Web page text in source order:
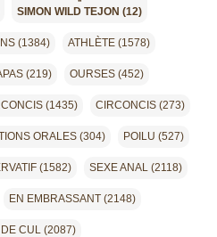
SIMON WILD TEJON (12)
(1384) ATHLÈTE (1578)
(219) OURSES (452)
(1435) CIRCONCIS (273)
ORALES (304) POILU (527)
(1582) SEXE ANAL (2118)
EN EMBRASSANT (2148)
DE CUL (2087)